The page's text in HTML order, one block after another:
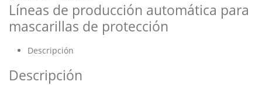
Líneas de producción automática para
mascarillas de protección
Descripción
Descripción